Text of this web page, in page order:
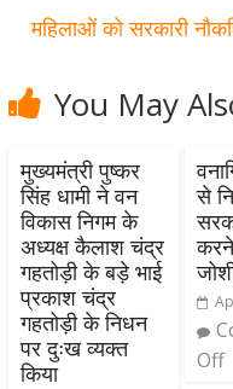
महिलाओं को सरकारी
You May
मुख्यमंत्री पुष्कर
सिंह धामी ने वन
विकास निगम के
अध्यक्ष कैलाश चंद्र
गहतोड़ी के बड़े भाई
प्रकाश चंद्र
गहतोड़ी के निधन
पर दुःख व्यक्त
किया
से
Off